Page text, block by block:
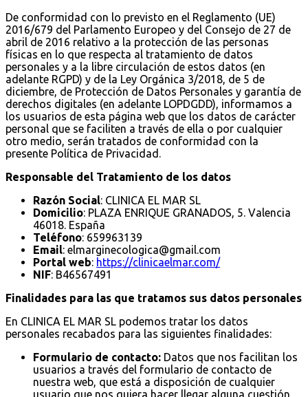
De conformidad con lo previsto en el Reglamento (UE)
2016/679 del Parlamento Europeo y del Consejo de 27 de
abril de 2016 relativo a la protección de las personas
físicas en lo que respecta al tratamiento de datos
personales y a la libre circulación de estos datos (en
adelante RGPD) y de la Ley Orgánica 3/2018, de 5 de
diciembre, de Protección de Datos Personales y garantía de
derechos digitales (en adelante LOPDGDD), informamos a
los usuarios de esta página web que los datos de carácter
personal que se faciliten a través de ella o por cualquier
otro medio, serán tratados de conformidad con la
presente Política de Privacidad.
Responsable del Tratamiento de los datos
Razón Social: CLINICA EL MAR SL
Domicilio: PLAZA ENRIQUE GRANADOS, 5. Valencia
46018. España
Teléfono: 659963139
Email: elmarginecologica@gmail.com
Portal web: https://clinicaelmar.com/
NIF: B46567491
Finalidades para las que tratamos sus datos personales
En CLINICA EL MAR SL podemos tratar los datos
personales recabados para las siguientes finalidades:
Formulario de contacto: Datos que nos facilitan los
usuarios a través del formulario de contacto de
nuestra web, que está a disposición de cualquier
usuario que nos quiera hacer llegar alguna cuestión,